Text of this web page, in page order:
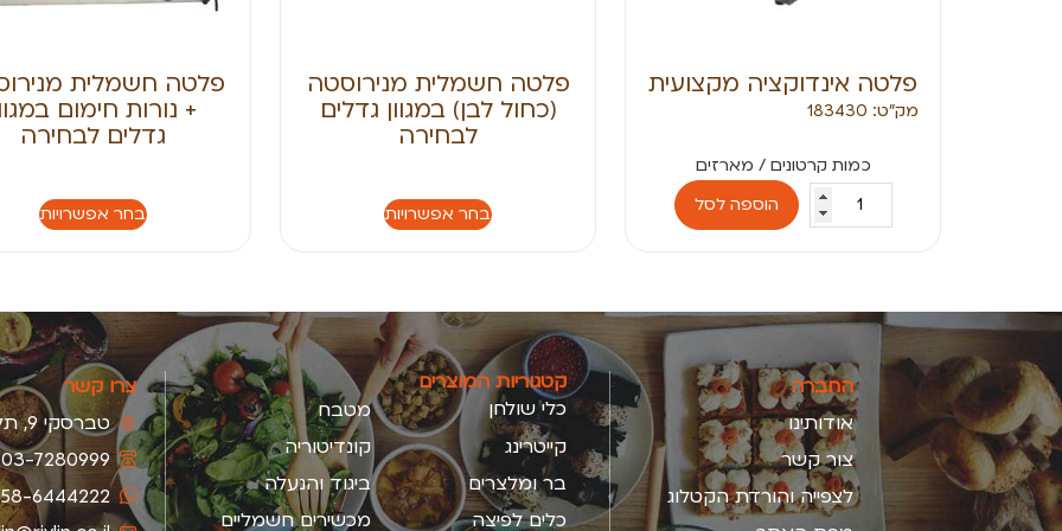
פלטה אינדוקציה מקצועית
מק״ט: 183430
הוספה לסל
פלטה חשמלית מנירוסטה
(כחול לבן) במגוון גדלים
לבחירה
בחר אפשרויות
פלטה חשמלית
+ נורות חימום
גדלים לבחירה
בחר אפשרויות
החברה
אודותינו
צור קשר
לצפייה והורדת הקטלוג
קטגוריות המוצרים
כלי שולחן
מטבח
קייטרינג
קונדיטוריה
בר ומלצרים
ביגוד והנעלה
כלים לפיצה
מכשירים חשמליים
צרו קשר
טברסקי 9, תל-אביב
03-7280999
6444222